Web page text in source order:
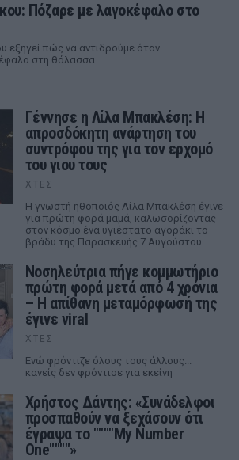
Πόζαρε με λαγοκέφαλο στο
εξηγεί πώς να αντιδρούμε όταν
στη θάλασσα
Γέννησε η Λίλα Μπακλέση: Η
απροσδόκητη ανάρτηση του
συντρόφου της για τον ερχομό
του γιου τους
ΧΤΕΣ
Η γνωστή ηθοποιός Λίλα Μπακλέση έγινε
για πρώτη φορά μαμά, καλωσορίζοντας
στον κόσμο ένα υγιέστατο αγοράκι το
βράδυ της Παρασκευής 7 Αυγούστου.
Νοσηλεύτρια πήγε κομμωτήριο
πρώτη φορά μετά από 4 χρόνια
– Η απίθανη μεταμόρφωσή της
έγινε viral
ΧΤΕΣ
Ενώ φρόντιζε όλους τους άλλους...
κανείς δεν φρόντισε για εκείνη
Χρήστος Δάντης: «Συνάδελφοι
προσπαθούν να ξεχάσουν ότι
έγραψα το """"My Number
One""""»